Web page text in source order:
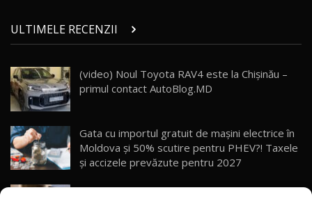
28
Noul Geely Monjaro 2025! Mai ieftin și mai
dotat / Test Drive AutoBlog.MD
29
ZEEKR 9X - PRIMUL TEST DRIVE ÎN ROMÂNĂ!
30
Primele impresii despre BYD Seal U DM-i,
Sealion 7 și Seal 5 DM-i / Test Drive
AutoBlog.MD
10:58
ULTIMELE RECENZII
(video) Noul Toyota RAV4 este la Chișinău –
primul contact AutoBlog.MD
Gata cu importul gratuit de mașini electrice în
Moldova și 50% scutire pentru PHEV?! Taxele
și accizele prevăzute pentru 2027
Explozie de vânzări externe pentru Geely